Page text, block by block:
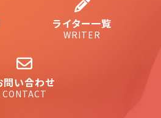
ライター一覧
WRITER
問い合わせ
CONTACT